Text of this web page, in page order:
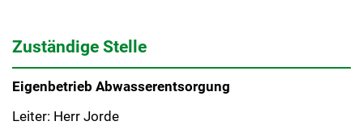
Zuständige Stelle
Eigenbetrieb Abwasserentsorgung
Leiter: Herr Jorde